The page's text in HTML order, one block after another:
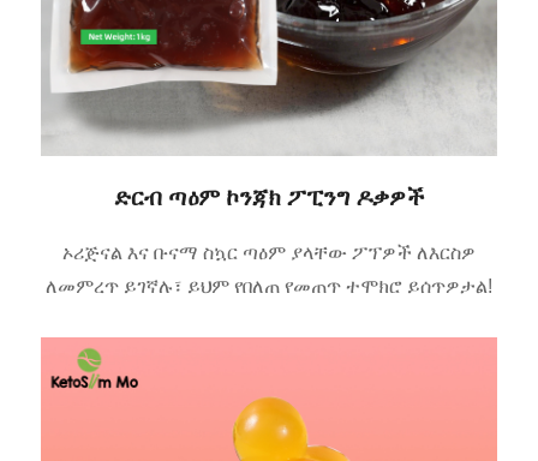
ድርብ ጣዕም ኮንጃክ ፖፒንግ ዶቃዎች
ኦሪጅናል እና ቡናማ ስኳር ጣዕም ያላቸው ፖፕዎች ለእርስዎ
ለመምረጥ ይገኛሉ፣ ይህም የበለጠ የመጠጥ ተሞክሮ ይሰጥዎታል!